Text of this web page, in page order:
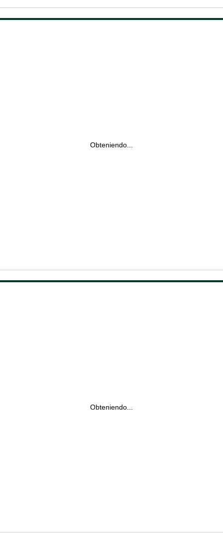
Obteniendo...
Obteniendo...